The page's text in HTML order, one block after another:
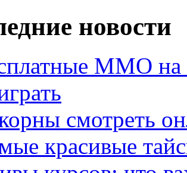
новости
MMO
смотреть
красивые